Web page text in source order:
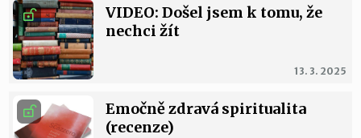
13. 3. 2025
VIDEO: Došel jsem k tomu, že
nechci žít
Emočně zdravá spiritualita
(recenze)